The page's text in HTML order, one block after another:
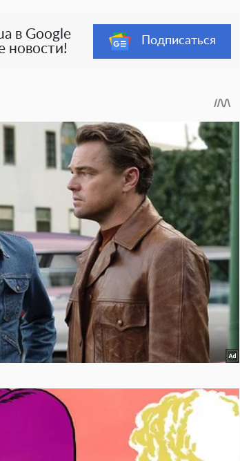
в Google
новости!
Подписаться